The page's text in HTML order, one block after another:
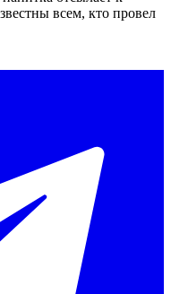
всем, кто провел